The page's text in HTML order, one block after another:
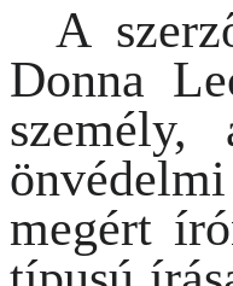
A
Donna
megért